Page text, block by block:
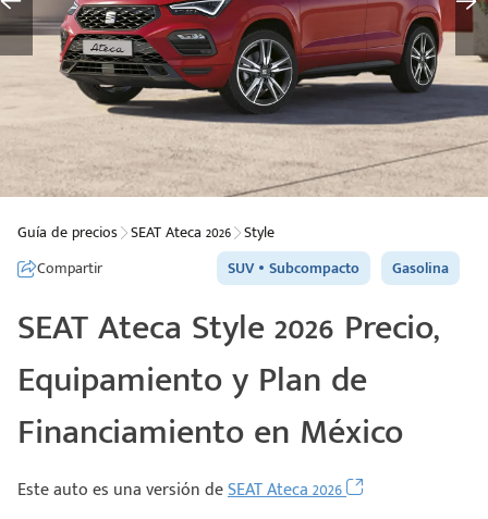
Guía de precios SEAT Ateca 2026 Style
Compartir
SUV Subcompacto Gasolina
SEAT Ateca Style 2026 Precio,
Equipamiento y Plan de
Financiamiento en México
Este auto es una versión deSEAT Ateca 2026